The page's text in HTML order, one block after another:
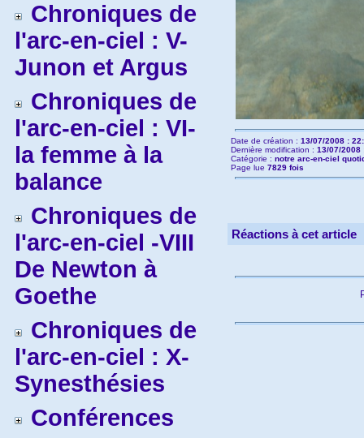
Chroniques de
l'arc-en-ciel : V-
Junon et Argus
Chroniques de
l'arc-en-ciel : VI-
la femme à la
balance
Chroniques de
l'arc-en-ciel -VIII
De Newton à
Goethe
Chroniques de
l'arc-en-ciel : X-
Synesthésies
Conférences
Date de création : 13/07/2008 :
Dernière modification : 13/07/2008
Catégorie : notre arc-en-ciel
Page lue 7829 fois
Réactions à cet article